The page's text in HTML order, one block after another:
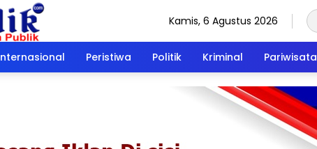
Kamis, 6 Agustus 2026
Peristiwa Politik Kriminal Pariwisata